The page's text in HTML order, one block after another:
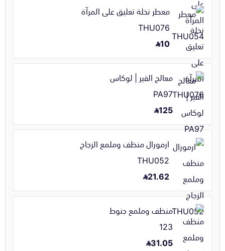
معطر نخلة تعليق على المرآة
THU076
10
معالج القير | لوكاس
PA97
125
ارمورال منظف وملمع الزجاج
THU052
21.62
منظف وملمع جنوط
123
31.05